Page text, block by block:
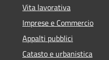
Vita lavorativa
Imprese e Commercio
Appalti pubblici
Catasto e urbanistica